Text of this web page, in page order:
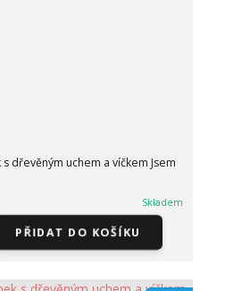
dřevěným uchem a víčkem Jsem
Skladem
PŘIDAT DO KOŠÍKU